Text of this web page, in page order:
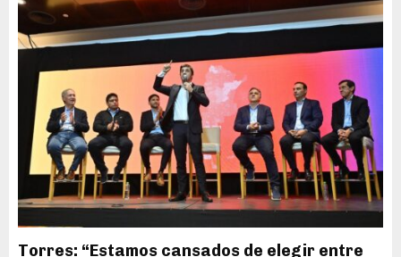
Torres: “Estamos cansados de elegir entre